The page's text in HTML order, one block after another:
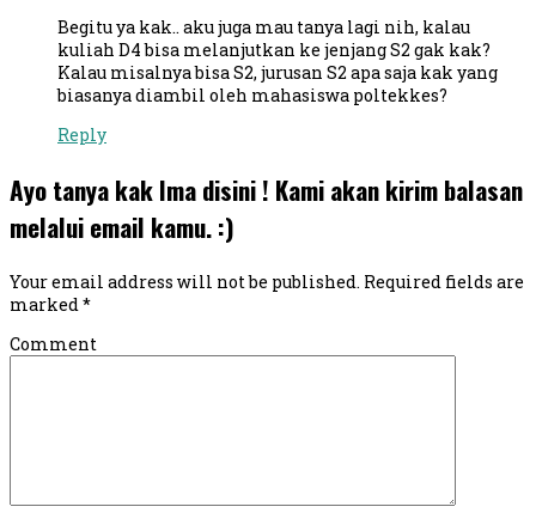
Begitu ya kak.. aku juga mau tanya lagi nih, kalau
kuliah D4 bisa melanjutkan ke jenjang S2 gak kak?
Kalau misalnya bisa S2, jurusan S2 apa saja kak yang
biasanya diambil oleh mahasiswa poltekkes?
Reply
Ayo tanya kak Ima disini ! Kami akan kirim balasan
melalui email kamu. :)
Your email address will not be published. Required fields are
marked *
Comment